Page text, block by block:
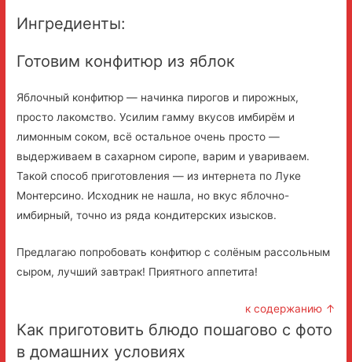
Ингредиенты:
Готовим конфитюр из яблок
Яблочный конфитюр — начинка пирогов и пирожных,
просто лакомство. Усилим гамму вкусов имбирём и
лимонным соком, всё остальное очень просто —
выдерживаем в сахарном сиропе, варим и увариваем.
Такой способ приготовления — из интернета по Луке
Монтерсино. Исходник не нашла, но вкус яблочно-
имбирный, точно из ряда кондитерских изысков.
Предлагаю попробовать конфитюр с солёным рассольным
сыром, лучший завтрак! Приятного аппетита!
к содержанию ↑
Как приготовить блюдо пошагово с фото
в домашних условиях